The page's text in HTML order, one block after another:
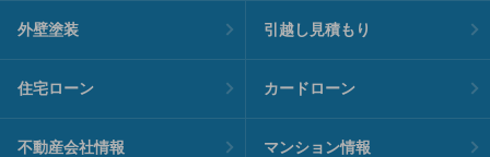
外壁塗装 引越し見積もり
住宅ローン カードローン
不動産会社情報 マンション情報